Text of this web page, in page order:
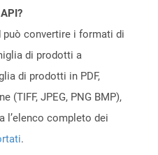
può convertire i formati di
di prodotti a
di prodotti in PDF,
(TIFF, JPEG, PNG BMP),
l’elenco completo dei
.